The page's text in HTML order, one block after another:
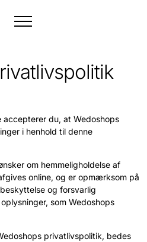
du, at Wedoshops
i henhold til denne
om hemmeligholdelse af
online, og er opmærksom på
og forsvarlig
som Wedoshops
privatlivspolitik, bedes